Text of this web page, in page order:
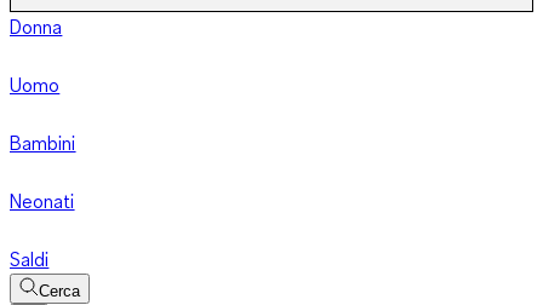
Donna
Uomo
Bambini
Neonati
Saldi
Cerca